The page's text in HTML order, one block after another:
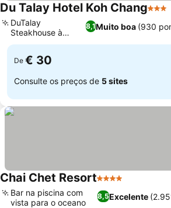
Du Talay Hotel Koh Chang3
8,1Muito boa (930
DuTalay
Steakhouse à
beira-mar
De € 30
Consulte os preços de 5 sites
Chai Chet Resort4 Estrelas
8,5Excelente
Bar na piscina com
vista para o oceano